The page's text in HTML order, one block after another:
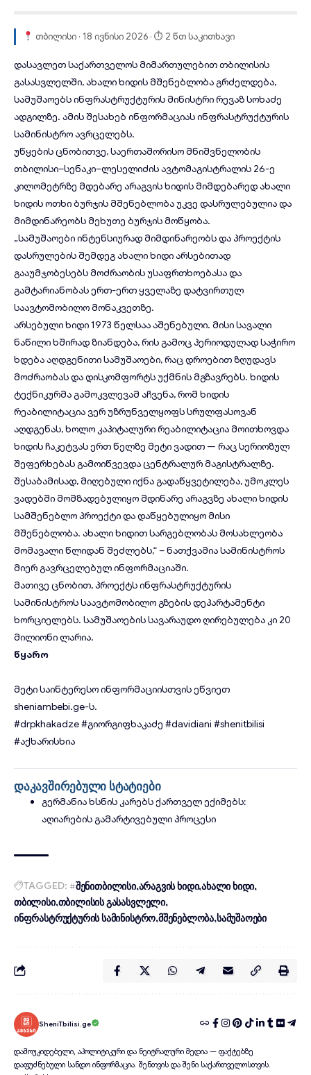
თბილისი · 18 ივნისი 2026 · ⏱ 2 წთ საკითხავი
დასავლეთ საქართველოს მიმართულებითთბილისის
გასასვლელში,ახალი ხიდისმშენებლობა გრძელდება,
სამუშაოებს ინფრასტრუქტურის მინისტრი რევაზ სოხაძე
ადგილზე. ამის შესახებ ინფორმაციას ინფრასტრუქტურის
სამინისტრო ავრცელებს.
უწყების ცნობითვე, საერთაშორისო მნიშვნელობის
თბილისი–სენაკი–ლესელიძის ავტომაგისტრალის 26-ე
კილომეტრზე მდებარე არაგვის ხიდის მიმდებარედ ახალი
ხიდის ოთხი ბურჯის მშენებლობა უკვე დასრულებულია და
მიმდინარეობს მეხუთე ბურჯის მოწყობა.
„სამუშაოები ინტენსიურად მიმდინარეობს და პროექტის
დასრულების შემდეგ ახალი ხიდი არსებითად
გააუმჯობესებს მოძრაობის უსაფრთხოებასა და
გამტარიანობას ერთ-ერთ ყველაზე დატვირთულ
საავტომობილო მონაკვეთზე.
არსებული ხიდი 1973 წელსაა აშენებული. მისი სავალი
ნაწილი ხშირად ზიანდება, რის გამოც პერიოდულად საჭირო
ხდება აღდგენითი სამუშაოები, რაც დროებით ზღუდავს
მოძრაობას და დისკომფორტს უქმნის მგზავრებს. ხიდის
ტექნიკურმა გამოკვლევამ აჩვენა, რომ ხიდის
რეაბილიტაცია ვერ უზრუნველყოფს სრულფასოვან
აღდგენას, ხოლო კაპიტალური რეაბილიტაცია მოითხოვდა
ხიდის ჩაკეტვას ერთ წელზე მეტი ვადით — რაც სერიოზულ
შეფერხებას გამოიწვევდა ცენტრალურ მაგისტრალზე.
შესაბამისად, მიღებული იქნა გადაწყვეტილება, უმოკლეს
ვადებში მომზადებულიყო მდინარე არაგვზე ახალი ხიდის
სამშენებლო პროექტი და დაწყებულიყო მისი
მშენებლობა. ახალი ხიდით სარგებლობას მოსახლეობა
მომავალი წლიდან შეძლებს,“ – ნათქვამია სამინისტროს
მიერ გავრცელებულ ინფორმაციაში.
მათივე ცნობით, პროექტს ინფრასტრუქტურის
სამინისტროს საავტომობილო გზების დეპარტამენტი
ხორციელებს. სამუშაოების სავარაუდო ღირებულება კი 20
მილიონი ლარია.
წყარო
მეტი საინტერესო ინფორმაციისთვის ეწვიეთ
sheniambebi.ge-ს.
#drpkhakadze#გიორგიფხაკაძე #davidiani #shenitbilisi
#აქხარისხია
დაკავშირებული სტატიები
გერმანია ხსნის კარებს ქართველ ექიმებს:
აღიარების გამარტივებული პროცესი
TAGGED: #შენითბილისი არაგვის ხიდი ახალი ხიდი
თბილისი თბილისის გასასვლელი
ინფრასტრუქტურის სამინისტრო მშენებლობა სამუშაოები
SheniTbilisi.ge
დამოუკიდებელი, აპოლიტიკური და ნეიტრალური მედია — ფაქტებზე
დაფუძნებული სანდო ინფორმაცია. შენთვის და შენი საქართველოსთვის.